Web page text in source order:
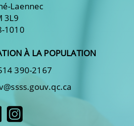
Laennec
3L9
1010
À LA POPULATION
390-2167